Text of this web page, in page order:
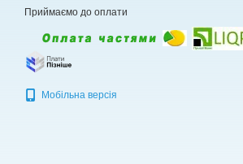
Приймаємо до оплати
Мобільна версія